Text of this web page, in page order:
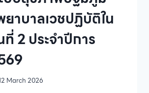
ยาบาลเวชปฏิบัติใน
2 ประจำปีการ
March 2026